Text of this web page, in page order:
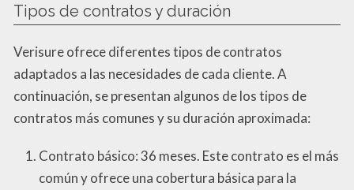
Tipos de contratos y duración
Verisure ofrece diferentes tipos de contratos
adaptados a las necesidades de cada cliente. A
continuación, se presentan algunos de los tipos de
contratos más comunes y su duración aproximada:
Contrato básico: 36 meses. Este contrato es el más
común y ofrece una cobertura básica para la